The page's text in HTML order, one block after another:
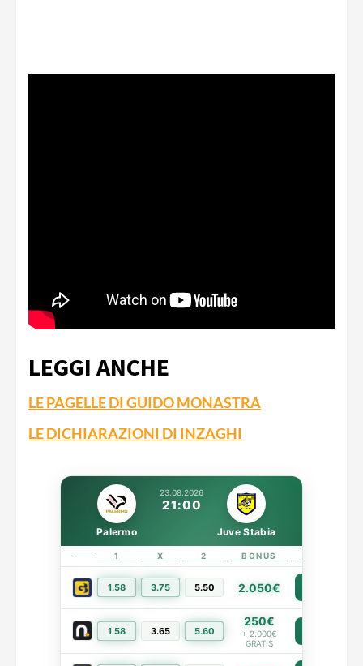
LEGGI ANCHE
LE PAGELLE DI GUIDO MONASTRA
LE DICHIARAZIONI DI INZAGHI
23.08.2026
21:00
Palermo Juve Stabia
1 X 2 BONUS
1.58 3.75 5.50 2.050€
1.58 3.65 5.60
250€
+ 2.000€
GRATIS